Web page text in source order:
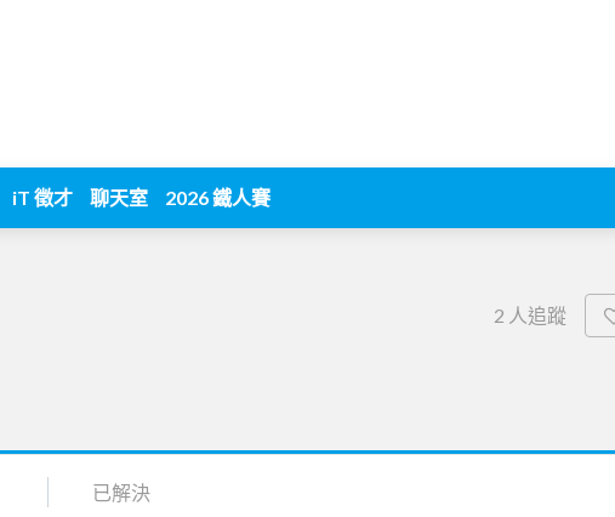
iT 徵才 聊天室 2026 鐵人賽
2 人追蹤
已解決